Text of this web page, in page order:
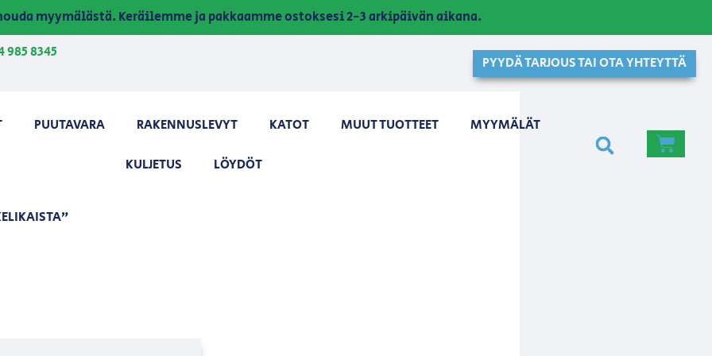
myymälästä. Keräilemme ja pakkaamme ostoksesi 2-3 arkipäivän aikana.
985 8345
PYYDÄ TARJOUS TAI OTA YHTEYTTÄ
PUUTAVARA RAKENNUSLEVYT KATOT MUUT TUOTTEET MYYMÄLÄT
KULJETUS LÖYDÖT